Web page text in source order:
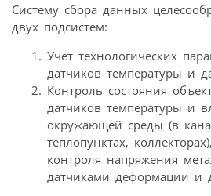
Систему сбора данных
двух подсистем:
Учет технологических
датчиков температуры и
Контроль состояния
датчиков температуры и
окружающей среды (в
теплопунктах,
контроля напряжения
датчиками деформации и